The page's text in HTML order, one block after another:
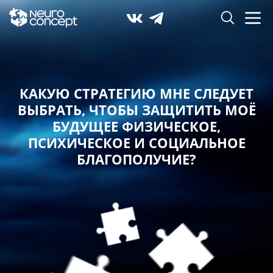
КАКУЮ СТРАТЕГИЮ МНЕ СЛЕДУЕТ
ВЫБРАТЬ,ЧТОБЫ ЗАЩИТИТЬ МОЁ
БУДУЩЕЕ ФИЗИЧЕСКОЕ,
ПСИХИЧЕСКОЕ И СОЦИАЛЬНОЕ
БЛАГОПОЛУЧИЕ?